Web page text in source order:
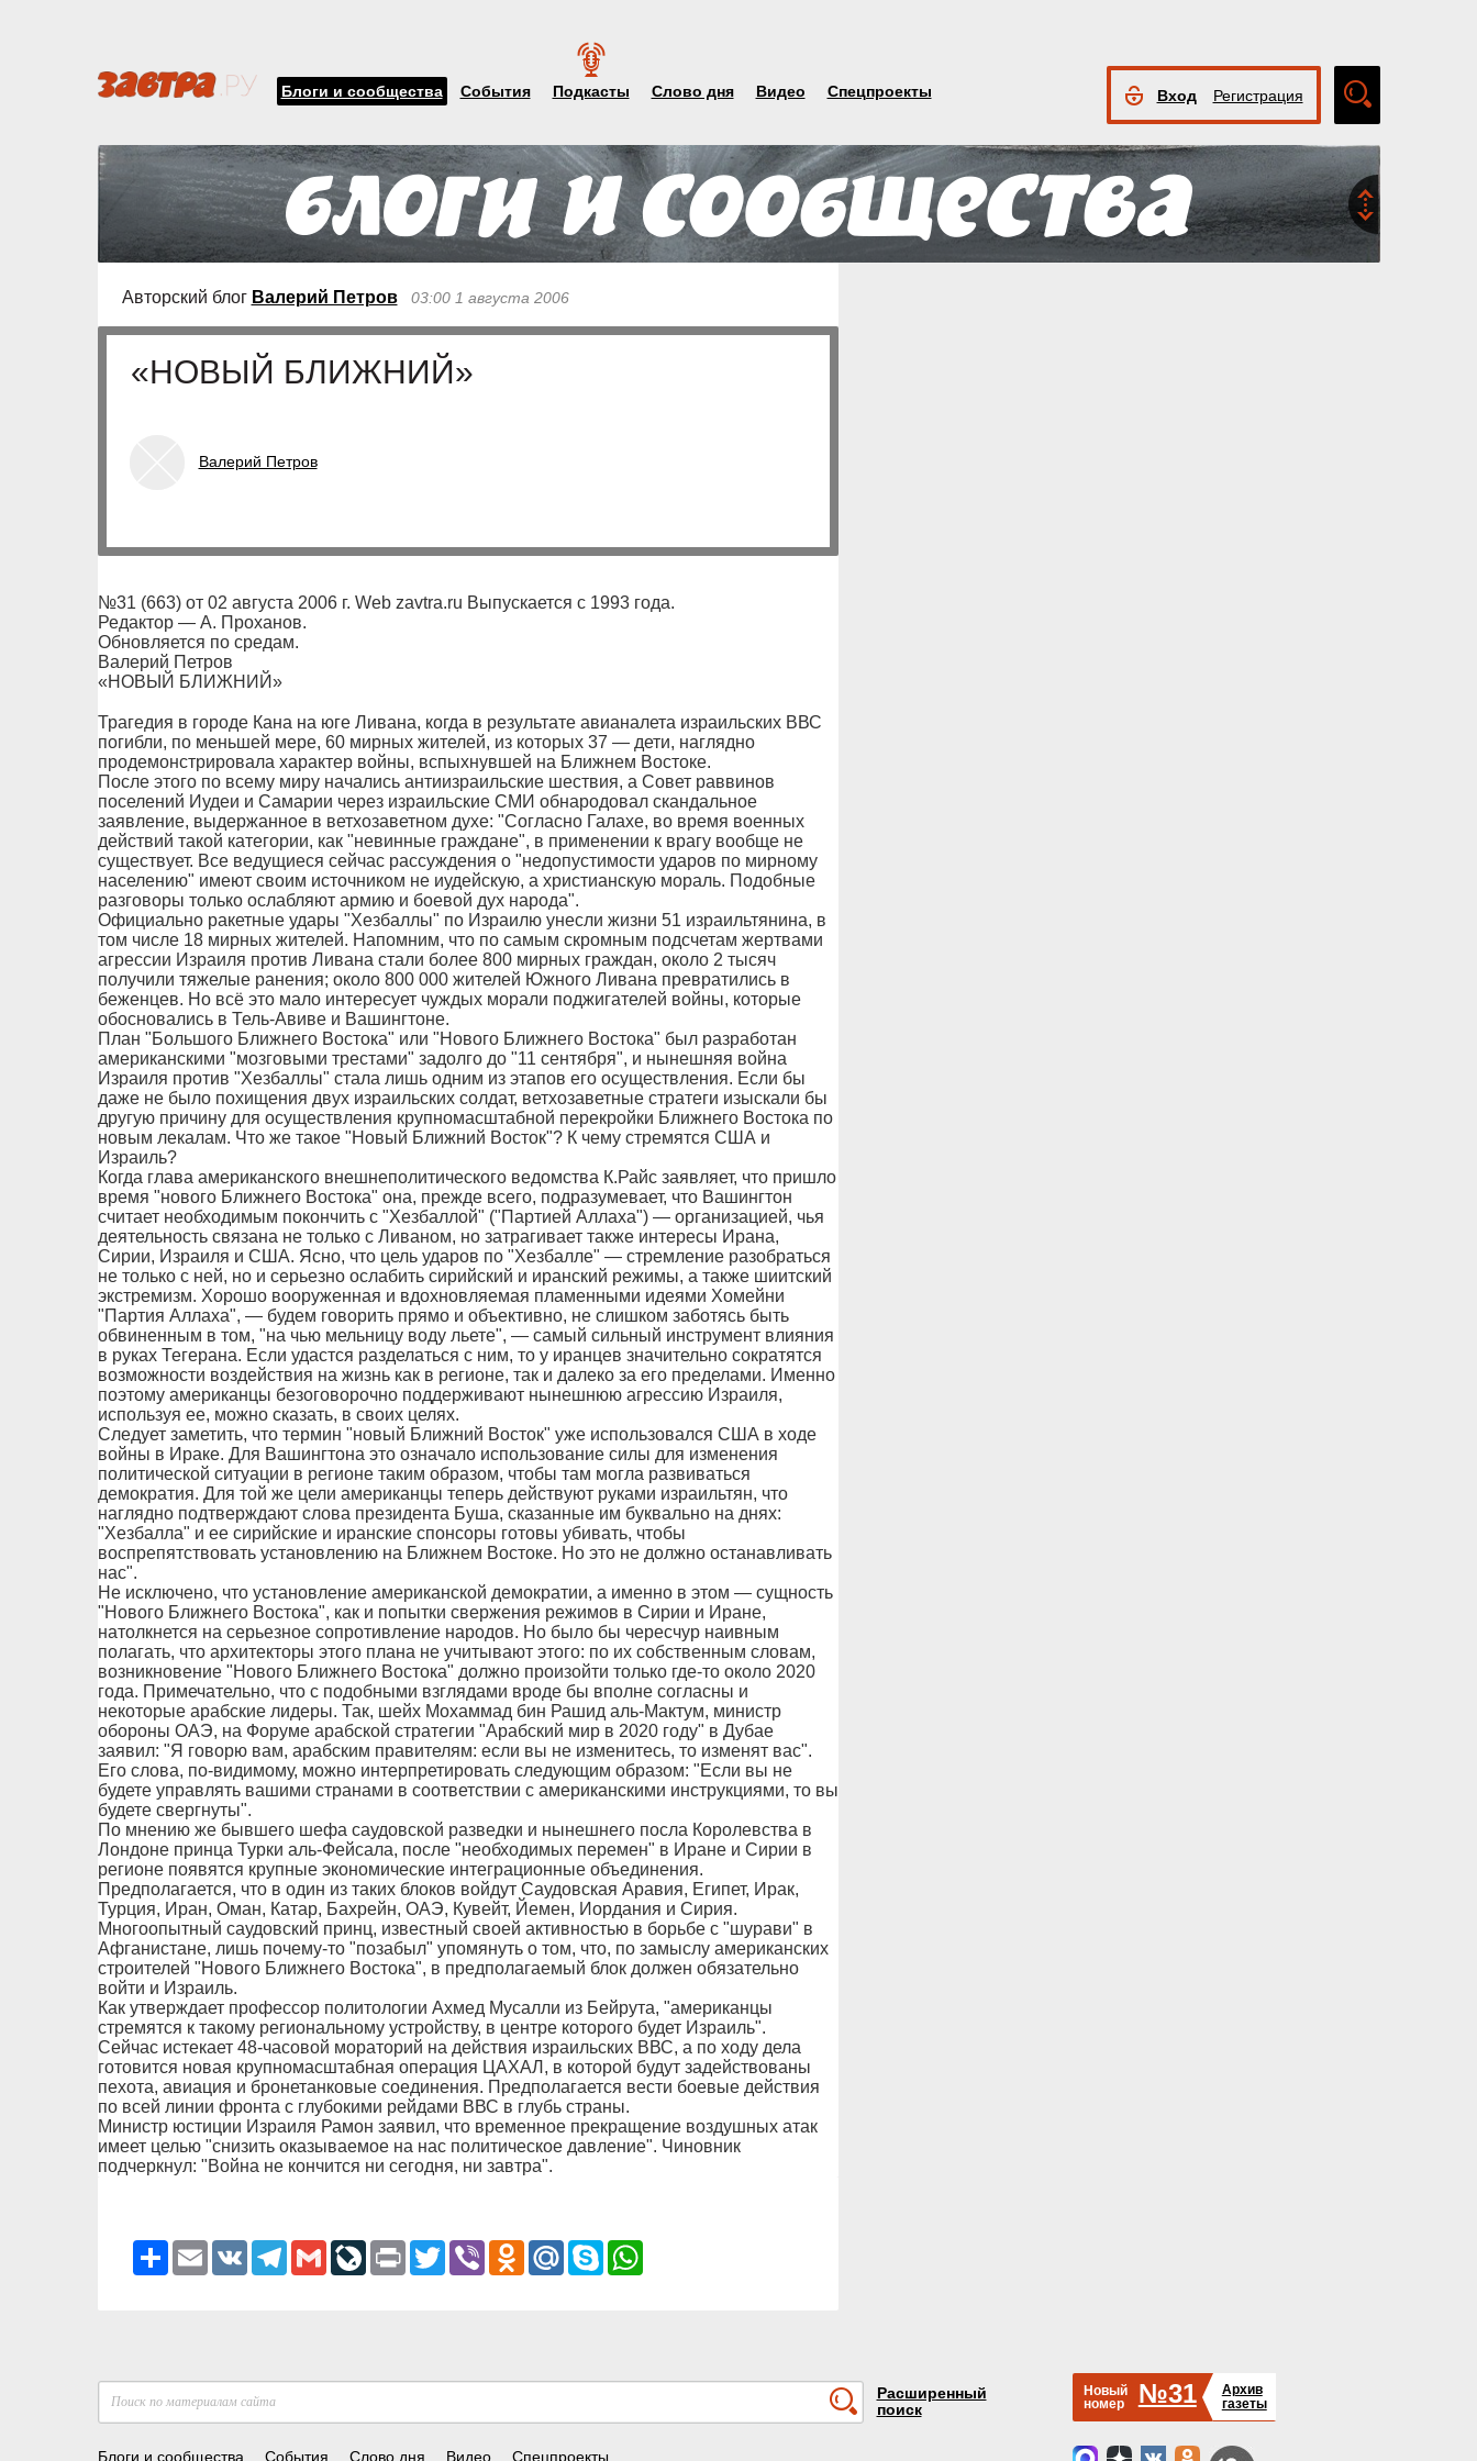
Блоги и сообщества События Подкасты Слово дня Видео Спецпроекты Вход Регистрация
поиск
Авторский блог Валерий Петров 03:00 1 августа 2006
«НОВЫЙ БЛИЖНИЙ»
Валерий Петров
№31 (663) от 02 августа 2006 г. Web zavtra.ru Выпускается с 1993 года.
Редактор — А. Проханов.
Обновляется по средам.
Валерий Петров
«НОВЫЙ БЛИЖНИЙ»
Трагедия в городе Кана на юге Ливана, когда в результате авианалета израильских ВВС
погибли, по меньшей мере, 60 мирных жителей, из которых 37 — дети, наглядно
продемонстрировала характер войны, вспыхнувшей на Ближнем Востоке.
После этого по всему миру начались антиизраильские шествия, а Совет раввинов
поселений Иудеи и Самарии через израильские СМИ обнародовал скандальное
заявление, выдержанное в ветхозаветном духе: "Согласно Галахе, во время военных
действий такой категории, как "невинные граждане", в применении к врагу вообще не
существует. Все ведущиеся сейчас рассуждения о "недопустимости ударов по мирному
населению" имеют своим источником не иудейскую, а христианскую мораль. Подобные
разговоры только ослабляют армию и боевой дух народа".
Официально ракетные удары "Хезбаллы" по Израилю унесли жизни 51 израильтянина, в
том числе 18 мирных жителей. Напомним, что по самым скромным подсчетам жертвами
агрессии Израиля против Ливана стали более 800 мирных граждан, около 2 тысяч
получили тяжелые ранения; около 800 000 жителей Южного Ливана превратились в
беженцев. Но всё это мало интересует чуждых морали поджигателей войны, которые
обосновались в Тель-Авиве и Вашингтоне.
План "Большого Ближнего Востока" или "Нового Ближнего Востока" был разработан
американскими "мозговыми трестами" задолго до "11 сентября", и нынешняя война
Израиля против "Хезбаллы" стала лишь одним из этапов его осуществления. Если бы
даже не было похищения двух израильских солдат, ветхозаветные стратеги изыскали бы
другую причину для осуществления крупномасштабной перекройки Ближнего Востока по
новым лекалам. Что же такое "Новый Ближний Восток"? К чему стремятся США и
Израиль?
Когда глава американского внешнеполитического ведомства К.Райс заявляет, что пришло
время "нового Ближнего Востока" она, прежде всего, подразумевает, что Вашингтон
считает необходимым покончить с "Хезбаллой" ("Партией Аллаха") — организацией, чья
деятельность связана не только с Ливаном, но затрагивает также интересы Ирана,
Сирии, Израиля и США. Ясно, что цель ударов по "Хезбалле" — стремление разобраться
не только с ней, но и серьезно ослабить сирийский и иранский режимы, а также шиитский
экстремизм. Хорошо вооруженная и вдохновляемая пламенными идеями Хомейни
"Партия Аллаха", — будем говорить прямо и объективно, не слишком заботясь быть
обвиненным в том, "на чью мельницу воду льете", — самый сильный инструмент влияния
в руках Тегерана. Если удастся разделаться с ним, то у иранцев значительно сократятся
возможности воздействия на жизнь как в регионе, так и далеко за его пределами. Именно
поэтому американцы безоговорочно поддерживают нынешнюю агрессию Израиля,
используя ее, можно сказать, в своих целях.
Следует заметить, что термин "новый Ближний Восток" уже использовался США в ходе
войны в Ираке. Для Вашингтона это означало использование силы для изменения
политической ситуации в регионе таким образом, чтобы там могла развиваться
демократия. Для той же цели американцы теперь действуют руками израильтян, что
наглядно подтверждают слова президента Буша, сказанные им буквально на днях:
"Хезбалла" и ее сирийские и иранские спонсоры готовы убивать, чтобы
воспрепятствовать установлению на Ближнем Востоке. Но это не должно останавливать
нас".
Не исключено, что установление американской демократии, а именно в этом — сущность
"Нового Ближнего Востока", как и попытки свержения режимов в Сирии и Иране,
натолкнется на серьезное сопротивление народов. Но было бы чересчур наивным
полагать, что архитекторы этого плана не учитывают этого: по их собственным словам,
возникновение "Нового Ближнего Востока" должно произойти только где-то около 2020
года. Примечательно, что с подобными взглядами вроде бы вполне согласны и
некоторые арабские лидеры. Так, шейх Мохаммад бин Рашид аль-Мактум, министр
обороны ОАЭ, на Форуме арабской стратегии "Арабский мир в 2020 году" в Дубае
заявил: "Я говорю вам, арабским правителям: если вы не изменитесь, то изменят вас".
Его слова, по-видимому, можно интерпретировать следующим образом: "Если вы не
будете управлять вашими странами в соответствии с американскими инструкциями, то вы
будете свергнуты".
По мнению же бывшего шефа саудовской разведки и нынешнего посла Королевства в
Лондоне принца Турки аль-Фейсала, после "необходимых перемен" в Иране и Сирии в
регионе появятся крупные экономические интеграционные объединения.
Предполагается, что в один из таких блоков войдут Саудовская Аравия, Египет, Ирак,
Турция, Иран, Оман, Катар, Бахрейн, ОАЭ, Кувейт, Йемен, Иордания и Сирия.
Многоопытный саудовский принц, известный своей активностью в борьбе с "шурави" в
Афганистане, лишь почему-то "позабыл" упомянуть о том, что, по замыслу американских
строителей "Нового Ближнего Востока", в предполагаемый блок должен обязательно
войти и Израиль.
Как утверждает профессор политологии Ахмед Мусалли из Бейрута, "американцы
стремятся к такому региональному устройству, в центре которого будет Израиль".
Сейчас истекает 48-часовой мораторий на действия израильских ВВС, а по ходу дела
готовится новая крупномасштабная операция ЦАХАЛ, в которой будут задействованы
пехота, авиация и бронетанковые соединения. Предполагается вести боевые действия
по всей линии фронта с глубокими рейдами ВВС в глубь страны.
Министр юстиции Израиля Рамон заявил, что временное прекращение воздушных атак
имеет целью "снизить оказываемое на нас политическое давление". Чиновник
подчеркнул: "Война не кончится ни сегодня, ни завтра".
РесурсEmail VK Telegram
GmailLiveJournal
Print TwitterViber Odnoklassniki
Mail.RuSkypeWhatsApp
Расширенный
поиск
Блоги и сообщества События Слово дня Видео Спецпроекты
Новый
номер
№31
Архив
газеты